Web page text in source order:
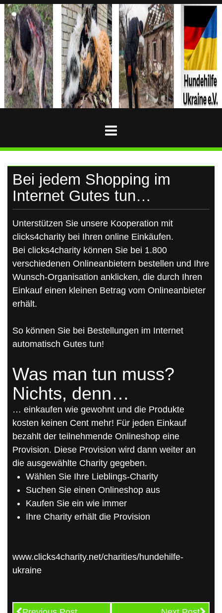
Skip
to
content
HUNDEHILFE-
UKRAINE
Hundehilfe-
Ukraine
Bei jedem Shopping im
Internet Gutes tun…
Unterstützen Sie unsere Kooperation mit
clicks4charity bei Ihren online Einkäufen.
Bei clicks4charity können Sie bei 1.800
verschiedenen Onlineanbietern bestellen und Ihre
Wunsch-Organisation anklicken, die durch Ihren
Einkauf einen kleinen Betrag vom Onlineanbieter
erhält.
So können Sie bei Bestellungen im Internet
automatisch Gutes tun!
Was man tun muss?
Nichts, denn…
… einkaufen wie gewohnt und die Produkte
kosten keinen Cent mehr! Für jeden Einkauf
bezahlt der teilnehmende Onlineshop eine
Provision. Diese Provision wird dann weiter an
die ausgewählte Charity gegeben.
Wählen Sie Ihre Lieblings-Charity
Suchen Sie einen Onlineshop aus
Kaufen Sie ein wie immer
Ihre Charity erhält die Provision
www.clicks4charity.net/charities/hundehilfe-
ukraine